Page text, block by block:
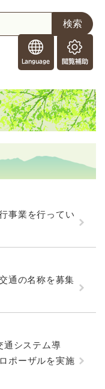
o
r
e
i
r
閲
覧
助
事業を行ってい
通の名称を募集
システム導
ポーザルを実施